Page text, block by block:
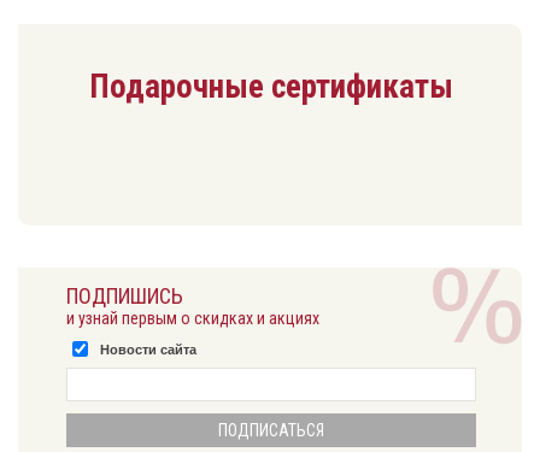
Подарочные сертификаты
ПОДПИШИСЬ
и узнай первым о скидках и акциях
Новости сайта